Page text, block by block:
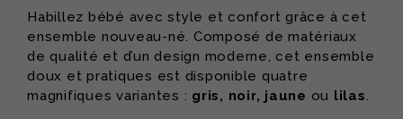
Habillez bébé avec style et confort grâce à cet
ensemble nouveau-né. Composé de matériaux
de qualité et d’un design moderne, cet ensemble
doux et pratiques est disponible quatre
magnifiques variantes : gris, noir, jaune ou lilas.